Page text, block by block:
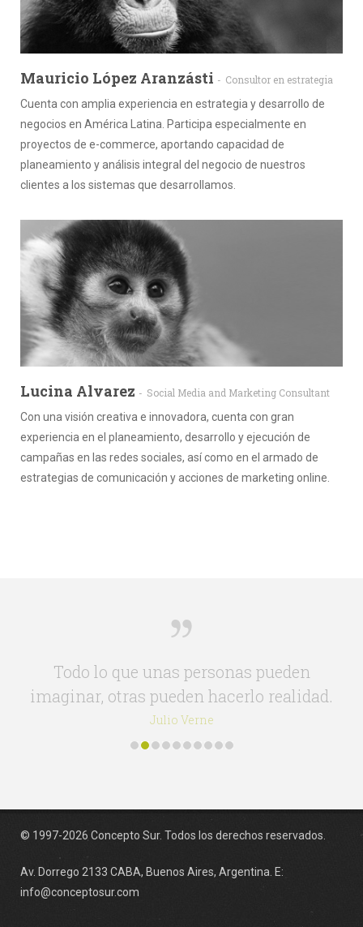
Mauricio López Aranzásti
Consultor en estrategia
Cuenta con amplia experiencia en estrategia y desarrollo de
negocios en América Latina. Participa especialmente en
proyectos de e-commerce, aportando capacidad de
planeamiento y análisis integral del negocio de nuestros
clientes a los sistemas que desarrollamos.
Lucina Alvarez
Social Media and Marketing Consultant
Con una visión creativa e innovadora, cuenta con gran
experiencia en el planeamiento, desarrollo y ejecución de
campañas en las redes sociales, así como en el armado de
estrategias de comunicación y acciones de marketing online.
La verdadera señal de inteligencia no es el
conocimiento, sino la imaginación.
Albert Einstein
© 1997-2026 Concepto Sur. Todos los derechos reservados.
Av. Dorrego 2133 CABA, Buenos Aires, Argentina. E:
info@conceptosur.com